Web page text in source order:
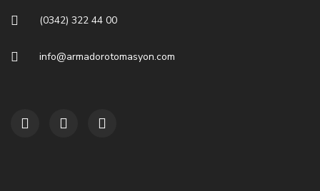
(0342) 322 44 00
info@armadorotomasyon.com